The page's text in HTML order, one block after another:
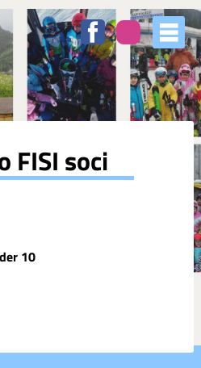
FISI soci
10